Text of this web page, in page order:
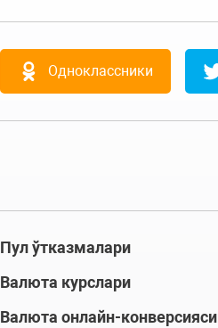
Одноклассники
Пул ўтказмалари
Валюта курслари
Валюта онлайн-конверсияси